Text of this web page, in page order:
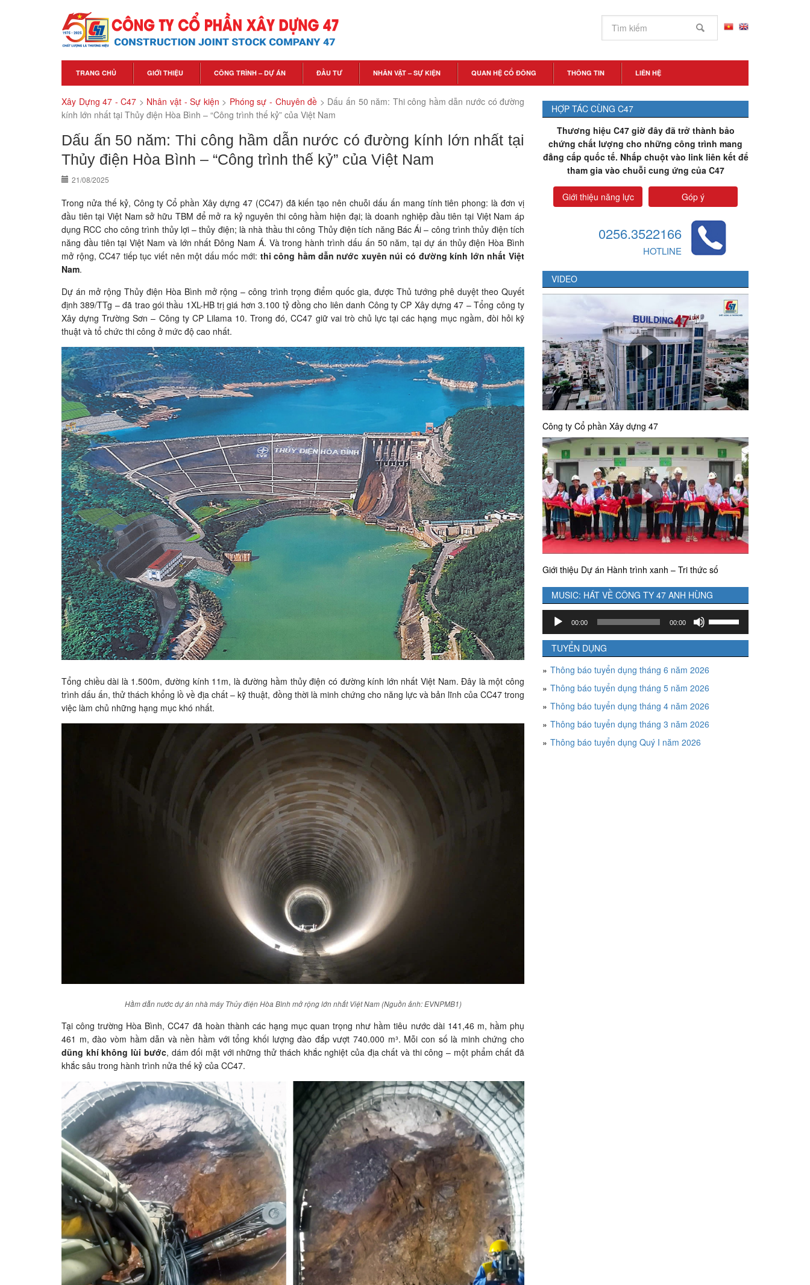
TRANG CHỦ GIỚI THIỆU CÔNG TRÌNH – DỰ ÁN ĐẦU TƯ NHÂN VẬT – SỰ KIỆN QUAN HỆ CỔ ĐÔNG THÔNG TIN LIÊN HỆ
Xây Dựng 47 - C47 > Nhân vật - Sự kiện > Phóng sự - Chuyên đề > Dấu ấn 50 năm: Thi công hầm dẫn nước có đường
kính lớn nhất tại Thủy điện Hòa Bình – “Công trình thế kỷ” của Việt Nam
Dấu ấn 50 năm: Thi công hầm dẫn nước có đường kính lớn nhất tại
Thủy điện Hòa Bình – “Công trình thế kỷ” của Việt Nam
21/08/2025
Trong nửa thế kỷ, Công ty Cổ phần Xây dựng 47 (CC47) đã kiến tạo nên chuỗi dấu ấn mang tính tiên phong: là đơn vị
đầu tiên tại Việt Nam sở hữu TBM để mở ra kỷ nguyên thi công hầm hiện đại; là doanh nghiệp đầu tiên tại Việt Nam áp
dụng RCC cho công trình thủy lợi – thủy điện; là nhà thầu thi công Thủy điện tích năng Bác Ái – công trình thủy điện tích
năng đầu tiên tại Việt Nam và lớn nhất Đông Nam Á. Và trong hành trình dấu ấn 50 năm, tại dự án thủy điện Hòa Bình
mở rộng, CC47 tiếp tục viết nên một dấu mốc mới: thi công hầm dẫn nước xuyên núi có đường kính lớn nhất Việt
Nam.
Dự án mở rộng Thủy điện Hòa Bình mở rộng – công trình trọng điểm quốc gia, được Thủ tướng phê duyệt theo Quyết
định 389/TTg – đã trao gói thầu 1XL-HB trị giá hơn 3.100 tỷ đồng cho liên danh Công ty CP Xây dựng 47 – Tổng công ty
Xây dựng Trường Sơn – Công ty CP Lilama 10. Trong đó, CC47 giữ vai trò chủ lực tại các hạng mục ngầm, đòi hỏi kỹ
thuật và tổ chức thi công ở mức độ cao nhất.
Tổng chiều dài là 1.500m, đường kính 11m, là đường hầm thủy điện có đường kính lớn nhất Việt Nam. Đây là một công
trình dấu ấn, thử thách khổng lồ về địa chất – kỹ thuật, đồng thời là minh chứng cho năng lực và bản lĩnh của CC47 trong
việc làm chủ những hạng mục khó nhất.
Hầm dẫn nước dự án nhà máy Thủy điện Hòa Bình mở rộng lớn nhất Việt Nam (Nguồn ảnh: EVNPMB1)
Tại công trường Hòa Bình, CC47 đã hoàn thành các hạng mục quan trọng như hầm tiêu nước dài 141,46 m, hầm phụ
461 m, đào vòm hầm dẫn và nền hầm với tổng khối lượng đào đắp vượt 740.000 m³. Mỗi con số là minh chứng cho
dũng khí không lùi bước, dám đối mặt với những thử thách khắc nghiệt của địa chất và thi công – một phẩm chất đã
khắc sâu trong hành trình nửa thế kỷ của CC47.
HỢP TÁC CÙNG C47
Thương hiệu C47 giờ đây đã trở thành bảo
chứng chất lượng cho những công trình mang
đẳng cấp quốc tế. Nhấp chuột vào link liên kết để
tham gia vào chuỗi cung ứng của C47
Giới thiệu năng lực Góp ý
0256.3522166
HOTLINE
VIDEO
Công ty Cổ phần Xây dựng 47
Giới thiệu Dự án Hành trình xanh – Tri thức số
MUSIC: HÁT VỀ CÔNG TY 47 ANH HÙNG
Trình
chơi
Audio
00:00 00:00
các
phím
mũi
để
tăng
TUYỂN DỤNG
Thông báo tuyển dụng tháng 6 năm 2026
Thông báo tuyển dụng tháng 5 năm 2026
Thông báo tuyển dụng tháng 4 năm 2026
Thông báo tuyển dụng tháng 3 năm 2026
Thông báo tuyển dụng Quý I năm 2026